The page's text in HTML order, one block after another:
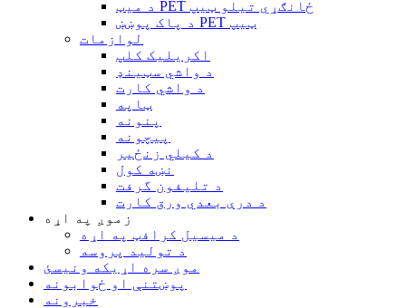
د میټ PET ځانګړي تیلو ټیپ
د پاک پوښښ PET ټیپ
لوازمات
اکریلیک کلپ
د واشي سټینډ
د واشي کارت
ټاپه
پنونه
پیچونه
د کیلي زنځیر
نښه کول
د تلیفون گرفت
د درې بعدي ورق کارت
زموږ په اړه
د میسیل کرافټ په اړه
د تولید پروسه
موږ سره اړیکه ونیسئ
پوښتنې او ځوابونه
خبرونه